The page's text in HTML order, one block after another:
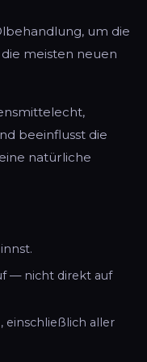
um die
meisten neuen
beeinflusst die
natürliche
— nicht direkt auf
einschließlich aller